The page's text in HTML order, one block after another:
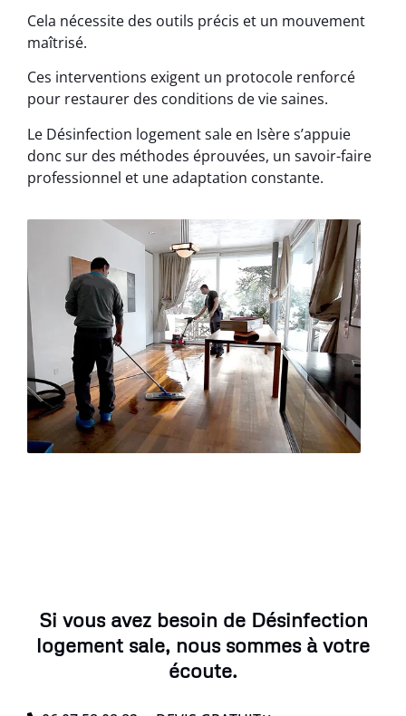
Cela nécessite des outils précis et un mouvement
maîtrisé.
Ces interventions exigent un protocole renforcé
pour restaurer des conditions de vie saines.
Le Désinfection logement sale en Isère s’appuie
donc sur des méthodes éprouvées, un savoir-faire
professionnel et une adaptation constante.
Si vous avez besoin de Désinfection
logement sale, nous sommes à votre
écoute.